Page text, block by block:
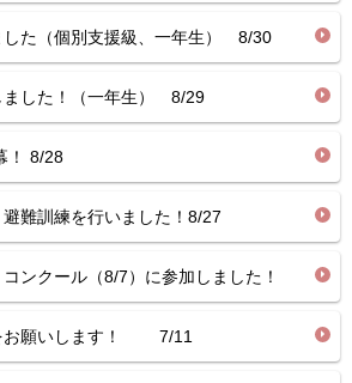
した（個別支援級、一年生） 8/30
ました！（一年生） 8/29
！ 8/28
難訓練を行いました！8/27
ンクール（8/7）に参加しました！
お願いします！ 7/11